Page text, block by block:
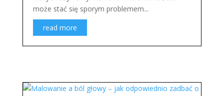
może stać się sporym problemem...
read more